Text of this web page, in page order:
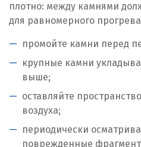
плотно: между камнями
для равномерного
промойте камни перед
крупные камни
выше;
оставляйте
воздуха;
периодически
поврежденные